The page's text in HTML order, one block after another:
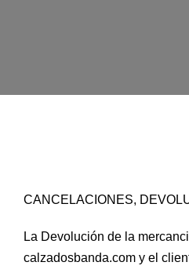
CANCELACIONES,
La Devolución de la
calzadosbanda.com y el